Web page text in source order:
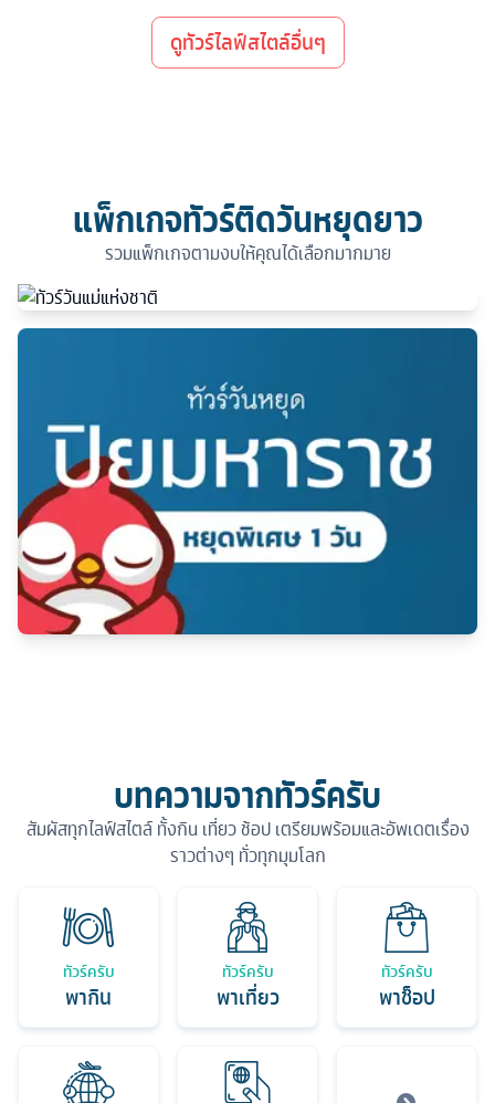
ดูทัวร์ไลฟ์สไตล์อื่นๆ
แพ็กเกจทัวร์ติดวันหยุดยาว
รวมแพ็กเกจตามงบให้คุณได้เลือกมากมาย
บทความจากทัวร์ครับ
สัมผัสทุกไลฟ์สไตล์ ทั้งกิน เที่ยว ช้อป เตรียมพร้อมและอัพเดตเรื่อง
ราวต่างๆ ทั่วทุกมุมโลก
ทัวร์ครับ
พากิน
ทัวร์ครับ
พาเที่ยว
ทัวร์ครับ
พาช็อป